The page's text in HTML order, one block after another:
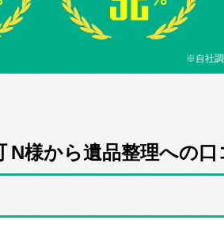
※自社
N様から遺品整理への